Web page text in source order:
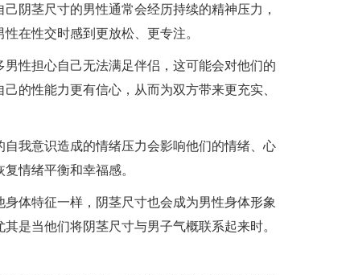
己阴茎尺寸的男性通常会经历持续的精神压力，
在性交时感到更放松、更专注。
男性担心自己无法满足伴侣，这可能会对他们的
的性能力更有信心，从而为双方带来更充实、
自我意识造成的情绪压力会影响他们的情绪、心
情绪平衡和幸福感。
身体特征一样，阴茎尺寸也会成为男性身体形象
是当他们将阴茎尺寸与男子气概联系起来时。